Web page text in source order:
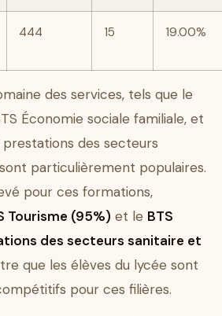
444 15 19.00%
des services, tels que le
Économie sociale familiale, et
des secteurs
particulièrement populaires.
pour ces formations,
Tourisme (95%) et le BTS
des secteurs sanitaire et
que les élèves du lycée sont
pour ces filières.